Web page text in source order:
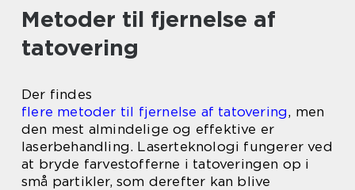
Metoder til fjernelse af
tatovering
Der findes
flere metoder til fjernelse af tatovering, men
den mest almindelige og effektive er
laserbehandling. Laserteknologi fungerer ved
at bryde farvestofferne i tatoveringen op i
små partikler, som derefter kan blive